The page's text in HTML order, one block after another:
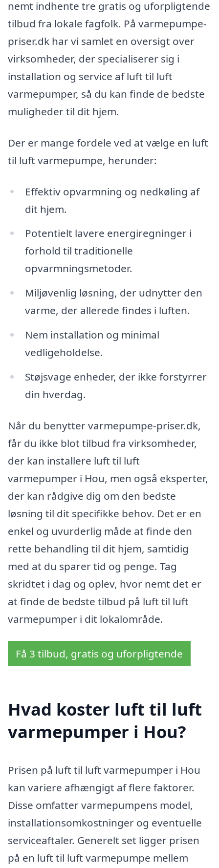
nemt indhente tre gratis og uforpligtende
tilbud fra lokale fagfolk. På varmepumpe-
priser.dk har vi samlet en oversigt over
virksomheder, der specialiserer sig i
installation og service af luft til luft
varmepumper, så du kan finde de bedste
muligheder til dit hjem.
Der er mange fordele ved at vælge en luft
til luft varmepumpe, herunder:
Effektiv opvarmning og nedkøling af
dit hjem.
Potentielt lavere energiregninger i
forhold til traditionelle
opvarmningsmetoder.
Miljøvenlig løsning, der udnytter den
varme, der allerede findes i luften.
Nem installation og minimal
vedligeholdelse.
Støjsvage enheder, der ikke forstyrrer
din hverdag.
Når du benytter varmepumpe-priser.dk,
får du ikke blot tilbud fra virksomheder,
der kan installere luft til luft
varmepumper i Hou, men også eksperter,
der kan rådgive dig om den bedste
løsning til dit specifikke behov. Det er en
enkel og uvurderlig måde at finde den
rette behandling til dit hjem, samtidig
med at du sparer tid og penge. Tag
skridtet i dag og oplev, hvor nemt det er
at finde de bedste tilbud på luft til luft
varmepumper i dit lokalområde.
Få 3 tilbud, gratis og uforpligtende
Hvad koster luft til luft
varmepumper i Hou?
Prisen på luft til luft varmepumper i Hou
kan variere afhængigt af flere faktorer.
Disse omfatter varmepumpens model,
installationsomkostninger og eventuelle
serviceaftaler. Generelt set ligger prisen
på en luft til luft varmepumpe mellem